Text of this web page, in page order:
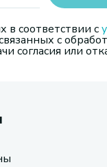
в соответствии с
с
согласия или